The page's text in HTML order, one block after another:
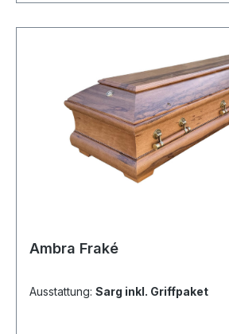
Ambra Fraké
Ausstattung: Sarg inkl. Griffpaket